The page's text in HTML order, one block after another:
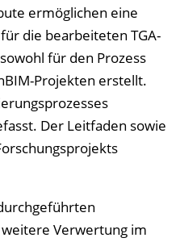
ermöglichen eine
die bearbeiteten TGA-
für den Prozess
Projekten erstellt.
Der Leitfaden sowie
Verwertung im